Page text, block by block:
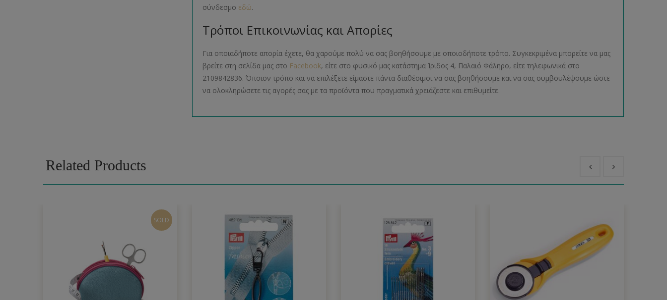
σύνδεσμο εδώ.
Τρόποι Επικοινωνίας και Απορίες
Για οποιαδήποτε απορία έχετε, θα χαρούμε πολύ να σας βοηθήσουμε με οποιοδήποτε τρόπο. Συγκεκριμένα μπορείτε να μας
βρείτε στη σελίδα μας στο Facebook, είτε στο φυσικό μας κατάστημα Ίριδος 4, Παλαιό Φάληρο, είτε τηλεφωνικά στο
2109842836. Όποιον τρόπο και να επιλέξετε είμαστε πάντα διαθέσιμοι να σας βοηθήσουμε και να σας συμβουλέψουμε ώστε
να ολοκληρώσετε τις αγορές σας με τα προϊόντα που πραγματικά χρειάζεστε και επιθυμείτε.
Related Products
SOLD